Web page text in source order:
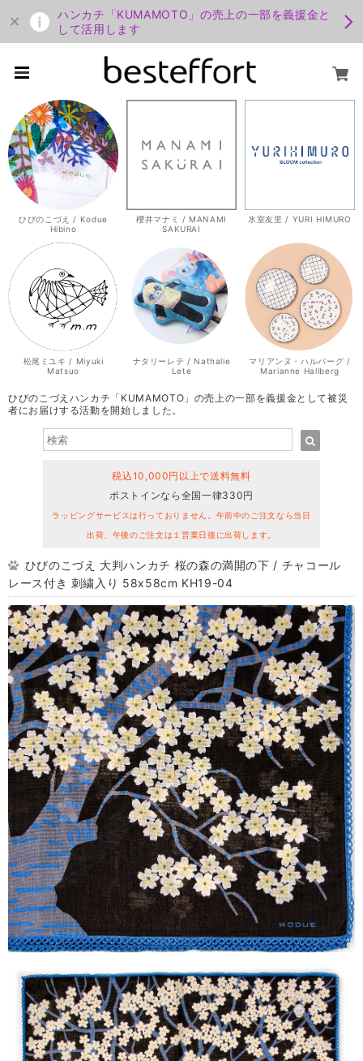
ハンカチ「KUMAMOTO」の売上の一部を義援金と
して活用します
ひびのこづえ / Kodue
Hibino
櫻井マナミ / MANAMI
SAKURAI
氷室友里 / YURI HIMURO
松尾ミユキ / Miyuki
Matsuo
ナタリーレテ / Nathalie
Lete
マリアンヌ・ハルバーグ /
Marianne Hallberg
ひびのこづえハンカチ「KUMAMOTO」の売上の一部を義援金として被災
者にお届けする活動を開始しました。
税込10,000円以上で送料無料
ポストインなら全国一律330円
ラッピングサービスは行っておりません。午前中のご注文なら当日
出荷、午後のご注文は１営業日後に出荷します。
ひびのこづえ 大判ハンカチ 桜の森の満開の下 / チャコール
レース付き 刺繍入り 58x58cm KH19-04